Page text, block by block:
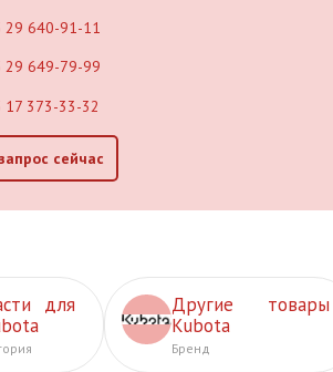
29 640-91-11
29 649-79-99
17 373-33-32
сейчас
для
Другие товары
Kubota
Бренд